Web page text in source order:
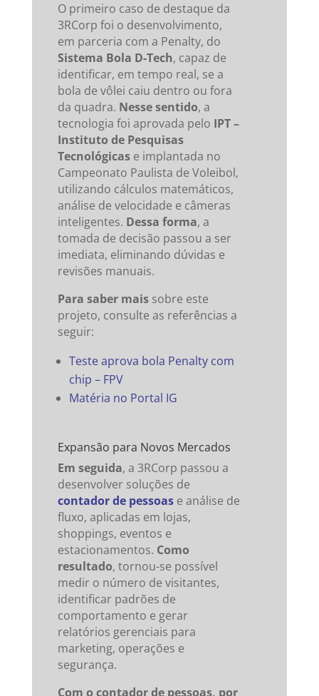
O primeiro caso de destaque da
3RCorp foi o desenvolvimento,
em parceria com a Penalty, do
Sistema Bola D-Tech, capaz de
identificar, em tempo real, se a
bola de vôlei caiu dentro ou fora
da quadra. Nesse sentido, a
tecnologia foi aprovada pelo IPT –
Instituto de Pesquisas
Tecnológicase implantada no
Campeonato Paulista de Voleibol,
utilizando cálculos matemáticos,
análise de velocidade e câmeras
inteligentes. Dessa forma, a
tomada de decisão passou a ser
imediata, eliminando dúvidas e
revisões manuais.
Para saber maissobre este
projeto, consulte as referências a
seguir:
Teste aprova bola Penalty com
chip – FPV
Matéria no Portal IG
Expansão para Novos Mercados
Em seguida, a 3RCorp passou a
desenvolver soluções de
contador de pessoase análise de
fluxo, aplicadas em lojas,
shoppings, eventos e
estacionamentos. Como
resultado, tornou-se possível
medir o número de visitantes,
identificar padrões de
comportamento e gerar
relatórios gerenciais para
marketing, operações e
segurança.
Com o contador de pessoas, por